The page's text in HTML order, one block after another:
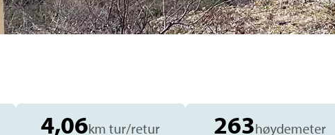
4,06km tur/retur 263høydemeter